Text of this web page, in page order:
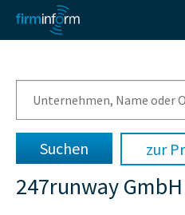
zur
247runway GmbH